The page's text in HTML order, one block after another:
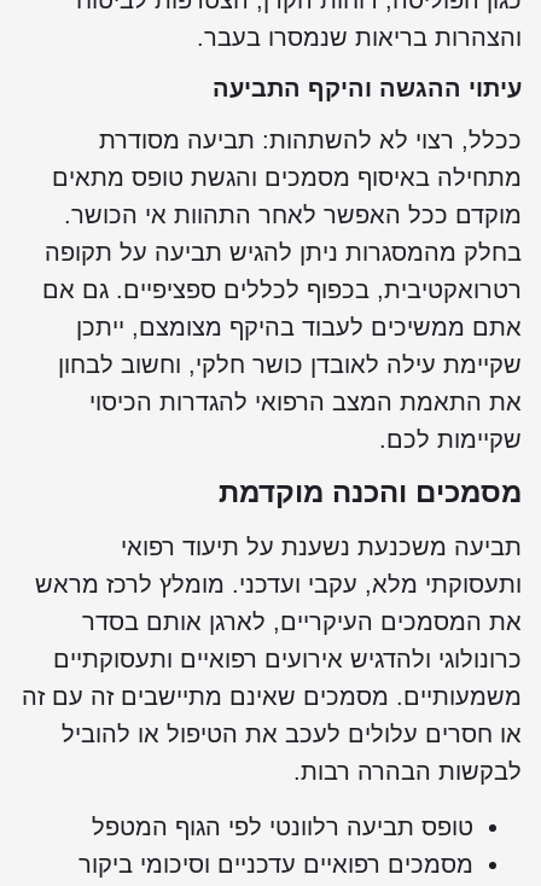
והצהרות בריאות שנמסרו בעבר.
עיתוי ההגשה והיקף התביעה
ככלל, רצוי לא להשתהות: תביעה מסודרת
מתחילה באיסוף מסמכים והגשת טופס מתאים
מוקדם ככל האפשר לאחר התהוות אי הכושר.
בחלק מהמסגרות ניתן להגיש תביעה על תקופה
רטרואקטיבית, בכפוף לכללים ספציפיים. גם אם
אתם ממשיכים לעבוד בהיקף מצומצם, ייתכן
שקיימת עילה לאובדן כושר חלקי, וחשוב לבחון
את התאמת המצב הרפואי להגדרות הכיסוי
שקיימות לכם.
מסמכים והכנה מוקדמת
תביעה משכנעת נשענת על תיעוד רפואי
ותעסוקתי מלא, עקבי ועדכני. מומלץ לרכז מראש
את המסמכים העיקריים, לארגן אותם בסדר
כרונולוגי ולהדגיש אירועים רפואיים ותעסוקתיים
משמעותיים. מסמכים שאינם מתיישבים זה עם זה
או חסרים עלולים לעכב את הטיפול או להוביל
לבקשות הבהרה רבות.
טופס תביעה רלוונטי לפי הגוף המטפל
מסמכים רפואיים עדכניים וסיכומי ביקור